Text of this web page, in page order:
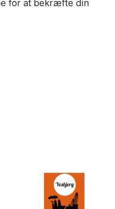
for at bekræfte din